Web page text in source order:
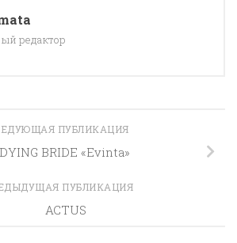
редактор
ПУБЛИКАЦИЯ
BRIDE «Evinta»
ПУБЛИКАЦИЯ
ACTUS